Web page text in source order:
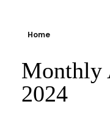
Home
Monthly
2024